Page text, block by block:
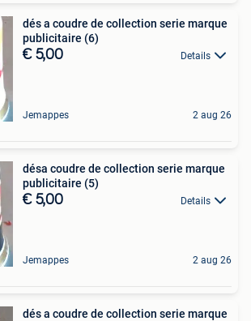
dés a coudre de collection serie marque
publicitaire (6)
€ 5,00 Details
Jemappes 2 aug 26
désa coudre de collection serie marque
publicitaire (5)
€ 5,00 Details
Jemappes 2 aug 26
dés a coudre de collection serie marque